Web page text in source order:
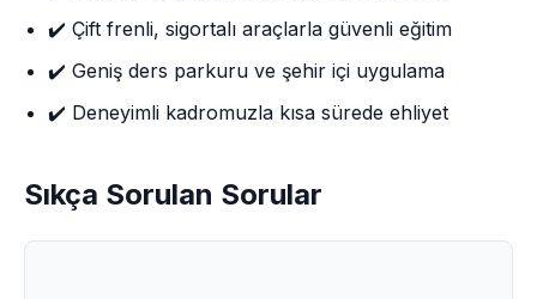
✔️ Çift frenli, sigortalı araçlarla güvenli eğitim
✔️ Geniş ders parkuru ve şehir içi uygulama
✔️ Deneyimli kadromuzla kısa sürede ehliyet
Sıkça Sorulan Sorular